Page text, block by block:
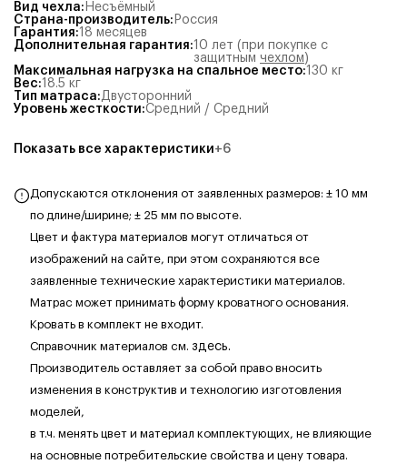
Вид чехла: Несъёмный
Страна-производитель: Россия
Гарантия:18 месяцев
Дополнительная гарантия:10 лет (при покупке с
защитным чехлом )
Максимальная нагрузка на спальное место:130 кг
Вес:18.5 кг
Тип матраса:Двусторонний
Уровень жесткости:Средний / Средний
Показать все характеристики+6
Допускаются отклонения от заявленных размеров: ± 10 мм
по длине/ширине; ± 25 мм по высоте.
Цвет и фактура материалов могут отличаться от
изображений на сайте, при этом сохраняются все
заявленные технические характеристики материалов.
Матрас может принимать форму кроватного основания.
Кровать в комплект не входит.
Справочник материалов см. здесь.
Производитель оставляет за собой право вносить
изменения в конструктив и технологию изготовления
моделей,
в т.ч. менять цвет и материал комплектующих, не влияющие
на основные потребительские свойства и цену товара.